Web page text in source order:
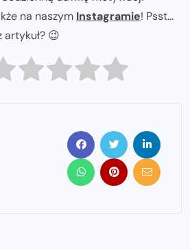
na naszym Instagramie! Psst...
artykuł? 😉